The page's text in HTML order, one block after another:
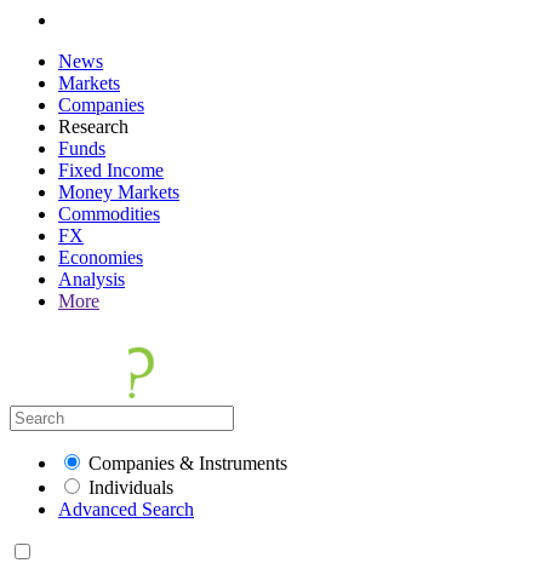
News
Markets
Companies
Research
Funds
Fixed Income
Money Markets
Commodities
FX
Economies
Analysis
More
Companies & Instruments
Individuals
Advanced Search